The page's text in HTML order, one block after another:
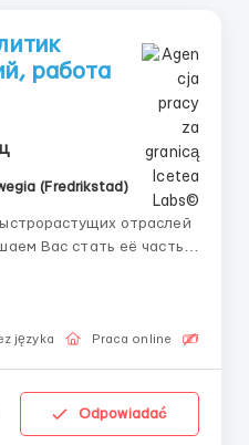
работа
(Fredrikstad)
отраслей
Вас стать её частью.
języka Praca online
Odpowiadać